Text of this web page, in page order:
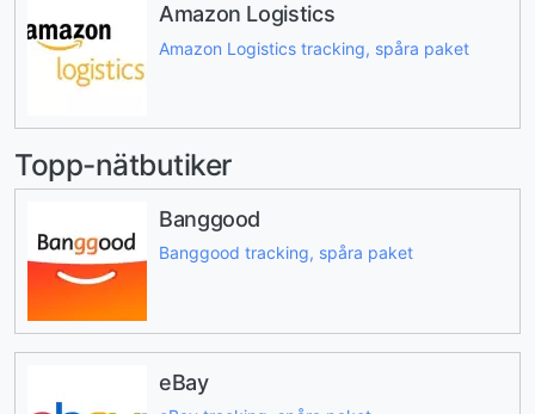
Amazon Logistics
Amazon Logistics tracking, spåra paket
Topp-nätbutiker
Banggood
Banggood tracking, spåra paket
eBay